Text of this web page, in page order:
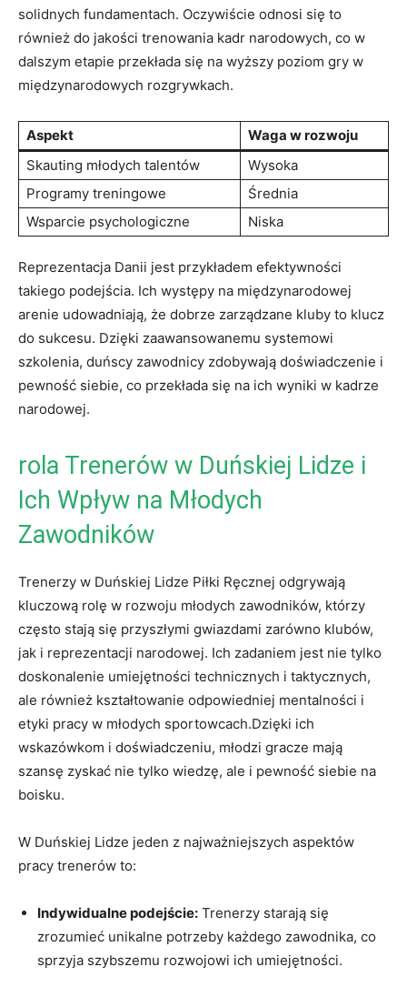
solidnych fundamentach. Oczywiście‍ odnosi się to⁢
również do jakości trenowania kadr narodowych, co w
⁣dalszym etapie przekłada się na wyższy poziom gry w
międzynarodowych rozgrywkach.
Aspekt
Waga w rozwoju
Skauting ⁣młodych talentów
Wysoka
Programy treningowe
Średnia
Wsparcie⁢ psychologiczne
Niska
Reprezentacja ⁣Danii jest ⁤przykładem ⁢efektywności
takiego podejścia. Ich występy na międzynarodowej
arenie udowadniają, ‍że dobrze zarządzane kluby to klucz ​
do sukcesu. Dzięki zaawansowanemu systemowi
szkolenia, duńscy zawodnicy zdobywają ‍doświadczenie i
pewność⁣ siebie, co przekłada się na ich⁢ wyniki w‍ kadrze
narodowej.
rola​ Trenerów w Duńskiej Lidze i
Ich Wpływ na Młodych
Zawodników
Trenerzy w Duńskiej Lidze Piłki Ręcznej‌ odgrywają
kluczową rolę w rozwoju‍ młodych zawodników, którzy
często stają‌ się przyszłymi gwiazdami zarówno klubów,
jak i reprezentacji narodowej. Ich zadaniem jest‌ nie tylko
doskonalenie umiejętności technicznych i taktycznych,
ale również kształtowanie odpowiedniej mentalności ⁢i
etyki pracy w młodych sportowcach.Dzięki‌ ich
⁢wskazówkom i doświadczeniu, młodzi ​gracze mają
szansę zyskać nie ‌tylko wiedzę, ale i pewność siebie ​na
boisku.
W‌ Duńskiej ⁢Lidze jeden z najważniejszych aspektów
pracy trenerów⁢ to:
Indywidualne podejście: Trenerzy starają się
zrozumieć⁣ unikalne potrzeby każdego zawodnika, co ​
sprzyja szybszemu rozwojowi ich umiejętności.